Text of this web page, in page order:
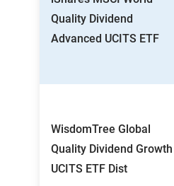
Quality Dividend
Advanced UCITS ETF
WisdomTree Global
Quality Dividend Growth
UCITS ETF Dist